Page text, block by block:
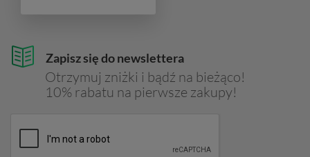
Zapisz się do newslettera
Otrzymuj zniżki i bądź na bieżąco!
10% rabatu na pierwsze zakupy!